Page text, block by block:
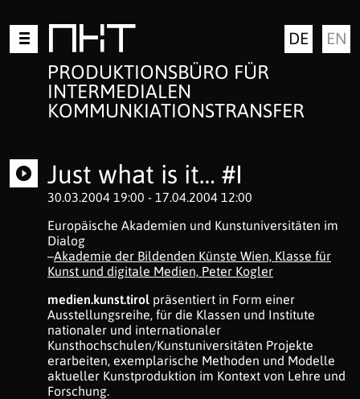
Zum
Inhalt
springenMKT
PRODUKTIONSBÜRO FÜR
INTERMEDIALEN
KOMMUNKIATIONSTRANSFER
DE EN
Just what is it… #I
30.03.2004 19:00 - 17.04.2004 12:00
Europäische Akademien und Kunstuniversitäten im
Dialog
–Akademie der Bildenden Künste Wien, Klasse für
Kunst und digitale Medien, Peter Kogler
medien.kunst.tirol präsentiert in Form einer
Ausstellungsreihe, für die Klassen und Institute
nationaler und internationaler
Kunsthochschulen/Kunstuniversitäten Projekte
erarbeiten, exemplarische Methoden und Modelle
aktueller Kunstproduktion im Kontext von Lehre und
Forschung.